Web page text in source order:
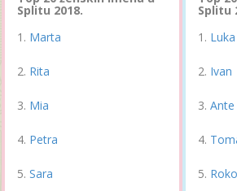
Splitu 2018.
Marta
Rita
Mia
Petra
Sara
Splitu
Luka
Ivan
Ante
Roko